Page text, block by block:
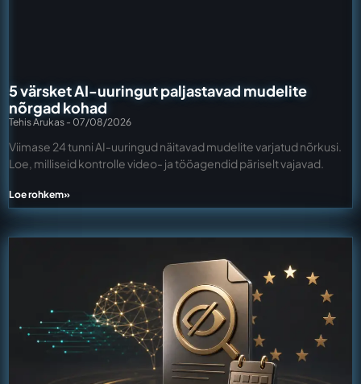
5 värsket AI-uuringut paljastavad mudelite
nõrgad kohad
Tehis Arukas 07/08/2026
Viimase 24 tunni AI-uuringud näitavad mudelite varjatud nõrkusi.
Loe, milliseid kontrolle video- ja tööagendid päriselt vajavad.
Loe rohkem»